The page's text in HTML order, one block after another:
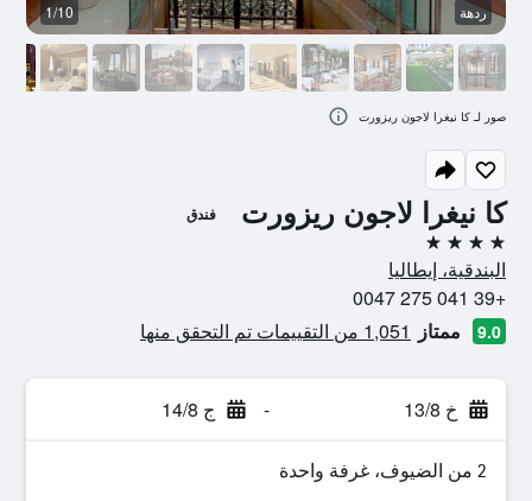
كا نيغرا لاجون ريزورت فندق
4 نجوم
البندقية، إيطاليا
+39 041 275 0047
9.0 ممتاز 1,051 من التقييمات تم التحقق منها
خ 13/8 - ج 14/8
2 من الضيوف، غرفة واحدة
ردهة 1/10
صور لـ كا نيغرا لاجون ريزورت